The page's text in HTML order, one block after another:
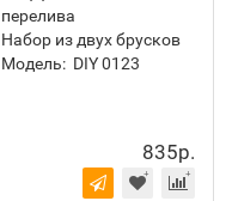
перелива
Набор из двух брусков
Модель: DIY 0123
835р.